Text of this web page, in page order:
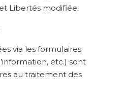
Libertés modifiée.
via les formulaires
etc.) sont
au traitement des